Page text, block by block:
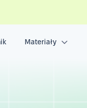
Materiały